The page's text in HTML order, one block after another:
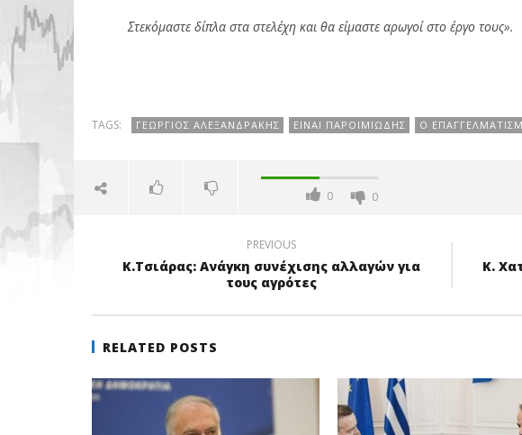
Στεκόμαστε δίπλα στα στελέχη και θα είμαστε αρωγοί στο έργο τους».
TAGS: ΓΕΏΡΓΙΟΣ ΑΛΕΞΑΝΔΡΆΚΗΣ ΕΊΝΑΙ ΠΑΡΟΙΜΙΏΔΗΣ Ο
0 0
PREVIOUS
Κ.Τσιάρας: Ανάγκη συνέχισης αλλαγών για
τους αγρότες
Κ.
RELATED POSTS